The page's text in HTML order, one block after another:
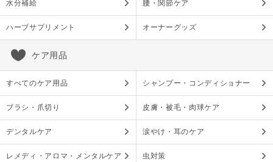
水分補給 腰・関節ケア
ハーブサプリメント オーナーグッズ
ケア用品
すべてのケア用品 シャンプー・コンディショナー
ブラシ・爪切り 皮膚・被毛・肉球ケア
デンタルケア 涙やけ・耳のケア
レメディ・アロマ・メンタルケア 虫対策